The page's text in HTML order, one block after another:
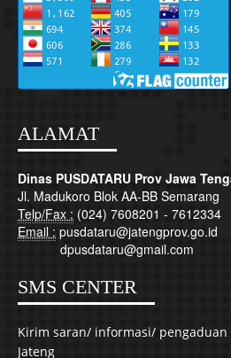
ALAMAT
Dinas PUSDATARU Prov Jawa
Jl. Madukoro Blok AA-BB Semarang
Telp/Fax : (024) 7608201 - 7612334
Email : pusdataru@jatengprov.go.id
dpusdataru@gmail.com
SMS CENTER
Kirim saran/ informasi/ pengaduan
Jateng